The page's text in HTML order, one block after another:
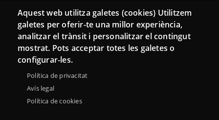
Connecta
Bustia de contacte
Butlletins
Aquest web utilitza galetes (cookies) Utilitzem
galetes per oferir-te una millor experiència,
analitzar el trànsit i personalitzar el contingut
mostrat. Pots acceptar totes les galetes o
configurar-les.
Política de privacitat
Avís legal
Política de cookies